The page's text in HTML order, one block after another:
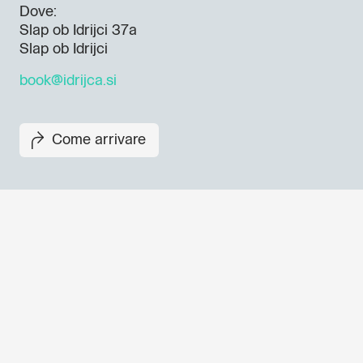
Dove:
Slap ob Idrijci 37a
Slap ob Idrijci
book@idrijca.si
Come arrivare